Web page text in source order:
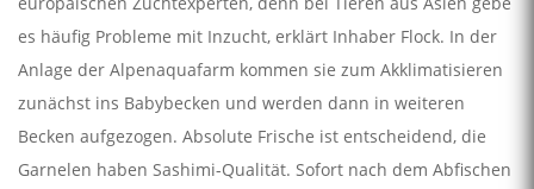
es häufig Probleme mit Inzucht, erklärt Inhaber Flock. In der
Anlage der Alpenaquafarm kommen sie zum Akklimatisieren
zunächst ins Babybecken und werden dann in weiteren
Becken aufgezogen. Absolute Frische ist entscheidend, die
Garnelen haben Sashimi-Qualität. Sofort nach dem Abfischen